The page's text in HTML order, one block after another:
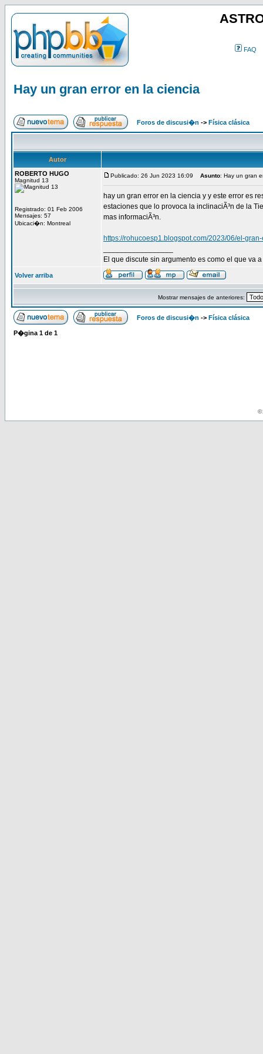
FAQ
Hay un gran error en la ciencia
Foros de discusi�n -> Física clásica
Autor
ROBERTO HUGO
Magnitud 13
Registrado: 01 Feb 2006
Mensajes: 57
Ubicaci�n: Montreal
Publicado: 26 Jun 2023 16:09 Asunto: Hay un gran
hay un gran error en la ciencia y y este error es
estaciones que lo provoca la inclinaciÃ³n de la
mas informaciÃ³n.
https://rohucoesp1.blogspot.com/2023/06/el-
El que discute sin argumento es como el que va
Volver arriba
Mostrar mensajes de anteriores:
Foros de discusi�n -> Física clásica
P�gina 1 de 1
©